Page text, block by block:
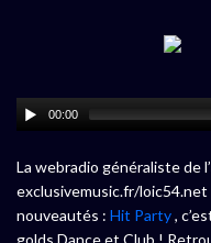
00:00
La webradio généraliste de
exclusivemusic.fr/
nouveautés : Hit Party,